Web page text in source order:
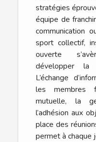
stratégies
équipe de
communication
sport collectif,
ouverte
développer la
L’échange
les membres
mutuelle, la
l’adhésion aux
place des
permet à chaque